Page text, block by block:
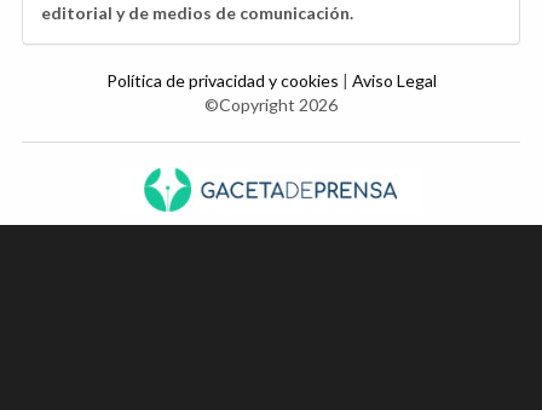
editorial y de medios de comunicación.
Política de privacidad y cookies | Aviso Legal
©Copyright 2026